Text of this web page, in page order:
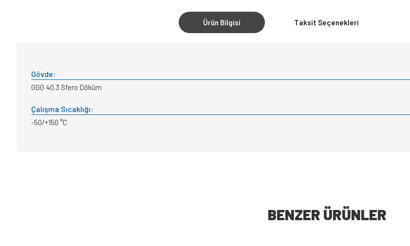
Ürün Bilgisi Taksit Seçenekleri
Gövde:
GGG 40.3 Sfero Döküm
Çalışma Sıcaklığı:
-50/+150 °C
BENZER ÜRÜNLER